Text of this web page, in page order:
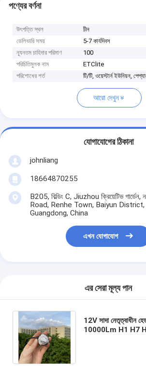
পণ্যের বর্ণনা
উৎপত্তি স্থল
চীন
ডেলিভারি সময়
5-7 কার্যদিবস
ন্যূনতম চাহিদার পরিমাণ
100
পরিচিতিমুলক নাম
ETClite
পরিশোধের শর্ত
টি/টি, ওয়েস্টার্ন ইউনিয়ন,
আরো দেখুন
যোগাযোগের ঠিকানা
johnliang
18664870255
B205, বিল্ডিং C, Jiuzhou ক্রিয়েটিভ
Road, Renhe Town, Baiyun District,
Guangdong, China
এখন যোগাযোগ
এর সেরা মূল্য পান
12V সাদা নেতৃত্বাধীন
10000Lm H1 H7